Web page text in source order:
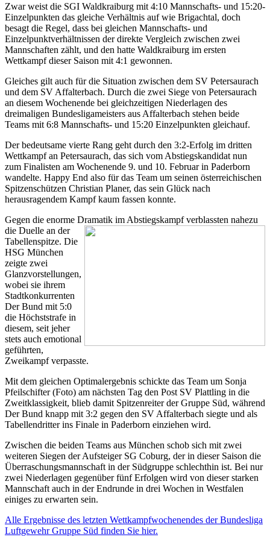
Zwar weist die SGI Waldkraiburg mit 4:10 Mannschafts- und 15:20-
Einzelpunkten das gleiche Verhältnis auf wie Brigachtal, doch
besagt die Regel, dass bei gleichen Mannschafts- und
Einzelpunktverhältnissen der direkte Vergleich zwischen zwei
Mannschaften zählt, und den hatte Waldkraiburg im ersten
Wettkampf dieser Saison mit 4:1 gewonnen.
Gleiches gilt auch für die Situation zwischen dem SV Petersaurach
und dem SV Affalterbach. Durch die zwei Siege von Petersaurach
an diesem Wochenende bei gleichzeitigen Niederlagen des
dreimaligen Bundesligameisters aus Affalterbach stehen beide
Teams mit 6:8 Mannschafts- und 15:20 Einzelpunkten gleichauf.
Der bedeutsame vierte Rang geht durch den 3:2-Erfolg im dritten
Wettkampf an Petersaurach, das sich vom Abstiegskandidat nun
zum Finalisten am Wochenende 9. und 10. Februar in Paderborn
wandelte. Happy End also für das Team um seinen österreichischen
Spitzenschützen Christian Planer, das sein Glück nach
herausragendem Kampf kaum fassen konnte.
Gegen die enorme Dramatik im Abstiegskampf verblassten nahezu
die Duelle an der
Tabellenspitze. Die
HSG München
zeigte zwei
Glanzvorstellungen,
wobei sie ihrem
Stadtkonkurrenten
Der Bund mit 5:0
die Höchststrafe in
diesem, seit jeher
stets auch emotional
geführten,
Zweikampf verpasste.
Mit dem gleichen Optimalergebnis schickte das Team um Sonja
Pfeilschifter (Foto) am nächsten Tag den Post SV Plattling in die
Zweitklassigkeit, blieb damit Spitzenreiter der Gruppe Süd, während
Der Bund knapp mit 3:2 gegen den SV Affalterbach siegte und als
Tabellendritter ins Finale in Paderborn einziehen wird.
Zwischen die beiden Teams aus München schob sich mit zwei
weiteren Siegen der Aufsteiger SG Coburg, der in dieser Saison die
Überraschungsmannschaft in der Südgruppe schlechthin ist. Bei nur
zwei Niederlagen gegenüber fünf Erfolgen wird von dieser starken
Mannschaft auch in der Endrunde in drei Wochen in Westfalen
einiges zu erwarten sein.
Alle Ergebnisse des letzten Wettkampfwochenendes der Bundesliga
Luftgewehr Gruppe Süd finden Sie hier.